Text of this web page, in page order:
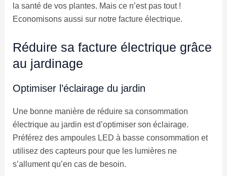
la santé de vos plantes. Mais ce n’est pas tout !
Economisons aussi sur notre facture électrique.
Réduire sa facture électrique grâce
au jardinage
Optimiser l’éclairage du jardin
Une bonne manière de réduire sa consommation
électrique au jardin est d’optimiser son éclairage.
Préférez des ampoules LED à basse consommation et
utilisez des capteurs pour que les lumières ne
s’allument qu’en cas de besoin.